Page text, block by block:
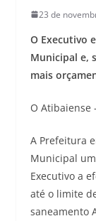
23 de
O Executivo
Municipal e,
mais
O Atibaiense
A Prefeitura
Municipal
Executivo a
até o limite
saneamento